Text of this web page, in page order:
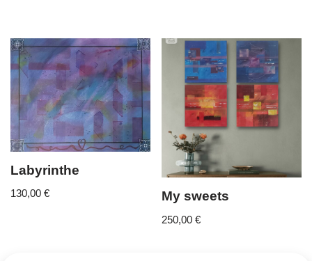
Labyrinthe
130,00 € My sweets
250,00€